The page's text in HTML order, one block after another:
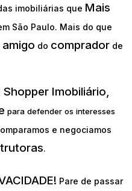
imobiliárias que Mais
São Paulo. Mais do que
amigo do comprador de
Shopper Imobiliário,
para defender os interesses
e negociamos
.
Pare de passar